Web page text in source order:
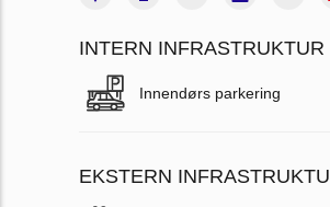
INTERN INFRASTRUKTUR
Innendørs parkering
EKSTERN